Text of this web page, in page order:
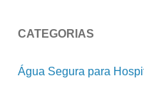
CATEGORIAS
Água Segura para